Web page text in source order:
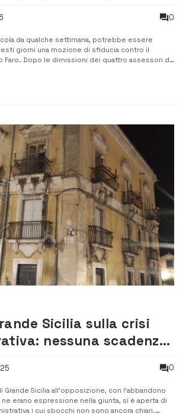
0
da qualche settimana, potrebbe essere
giorni una mozione di sfiducia contro il
Faro. Dopo le dimissioni dei quattro assessori di
comunale che lo sostiene, potendo
Sicilia sulla crisi
nessuna scadenza
0
Sicilia all’opposizione, con l’abbandono
erano espressione nella giunta, si è aperta di
i cui sbocchi non sono ancora chiari.